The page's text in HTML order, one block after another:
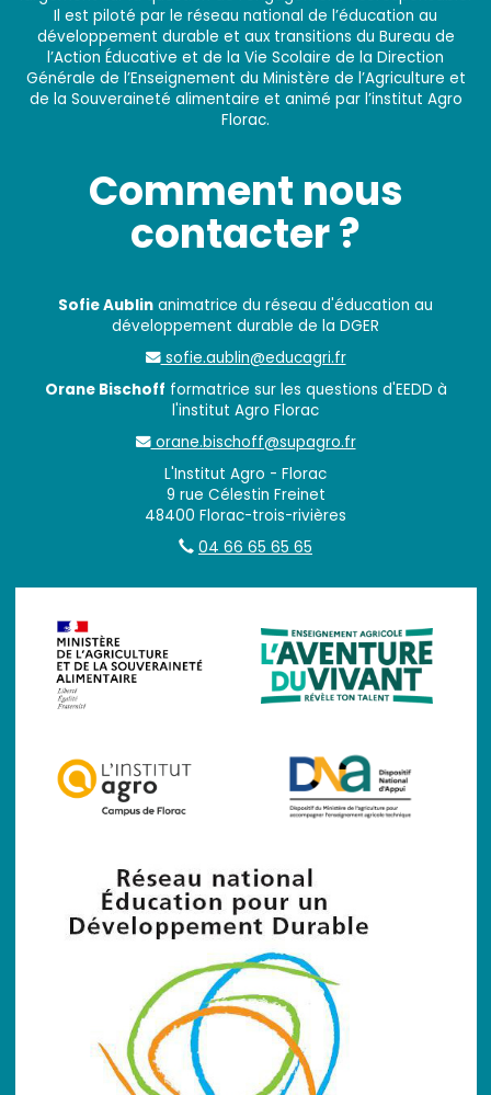
Il est piloté par le réseau national de l’éducation au
développement durable et aux transitions du Bureau de
l’Action Éducative et de la Vie Scolaire de la Direction
Générale de l’Enseignement du Ministère de l’Agriculture et
de la Souveraineté alimentaire et animé par l’institut Agro
Florac.
Comment nous
contacter ?
Sofie Aublin animatrice du réseau d'éducation au
développement durable de la DGER
sofie.aublin@educagri.fr
Orane Bischoff formatrice sur les questions d'EEDD à
l'institut Agro Florac
orane.bischoff@supagro.fr
L'Institut Agro - Florac
9 rue Célestin Freinet
48400 Florac-trois-rivières
04 66 65 65 65